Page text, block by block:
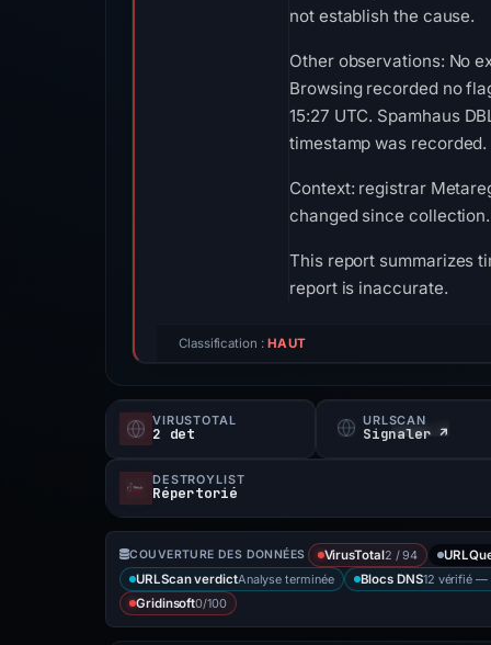
not establish the cause.
Other observations: No
Browsing recorded no
15:27 UTC. Spamhaus
timestamp was
Context: registrar
changed since collection.
This report summarizes
report is inaccurate.
Classification : HAUT
VIRUSTOTAL
2 det
URLSCAN
Signaler ↗
DESTROYLIST
Répertorié
COUVERTURE DES DONNÉES VirusTotal2 / 94
URLScan verdictAnalyse terminée Blocs DNS12 vérifié —
Gridinsoft0/100